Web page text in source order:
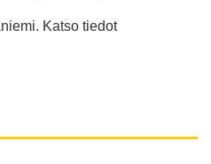
Katso tiedot